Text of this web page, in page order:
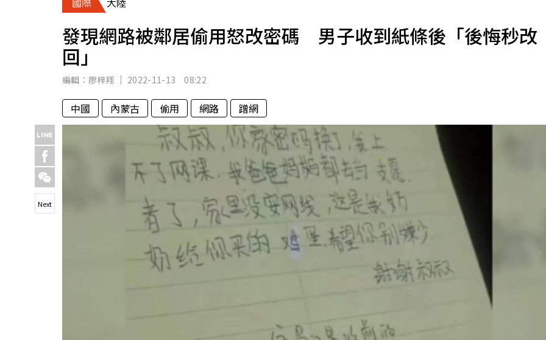
專欄
運勢
發現網路被鄰居偷用怒改密碼 男子收到紙條後「後悔秒改
回」
編輯： 廖梓翔 2022-11-13 08:22
中國 內蒙古 偷用 網路 蹭網
Next